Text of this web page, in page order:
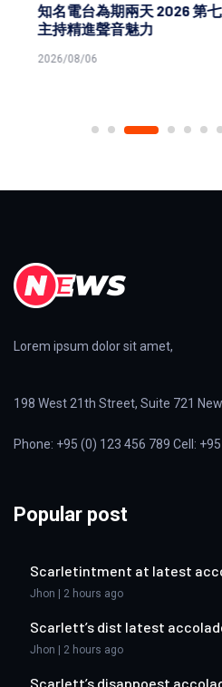
知名電台為期兩天 2026 第七
主持精進聲音魅力
2026/08/06
Lorem ipsum dolor sit amet,
198 West 21th Street, Suite 721
Phone: +95 (0) 123 456 789 Cell:
Popular post
Scarletintment at latest
Jhon | 2 hours ago
Scarlett’s dist latest
Jhon | 2 hours ago
Scarlett’s disappoest